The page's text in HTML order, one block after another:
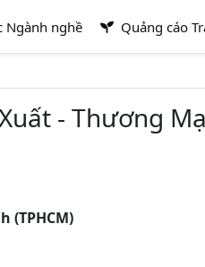
Ngành nghề Quảng cáo
- Thương
(TPHCM)